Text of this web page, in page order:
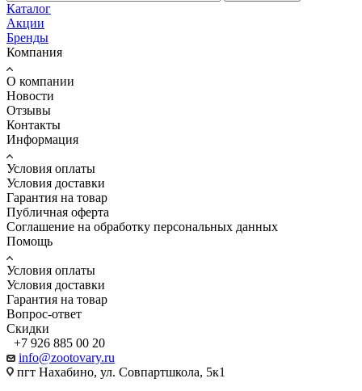
Каталог
Акции
Бренды
Компания
О компании
Новости
Отзывы
Контакты
Информация
Условия оплаты
Условия доставки
Гарантия на товар
Публичная оферта
Соглашение на обработку персональных данных
Помощь
Условия оплаты
Условия доставки
Гарантия на товар
Вопрос-ответ
Скидки
+7 926 885 00 20
info@zootovary.ru
пгт Нахабино, ул. Совпартшкола, 5к1